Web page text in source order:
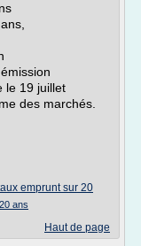
le 19 juillet
des marchés.
emprunt sur 20
ans
Haut de page